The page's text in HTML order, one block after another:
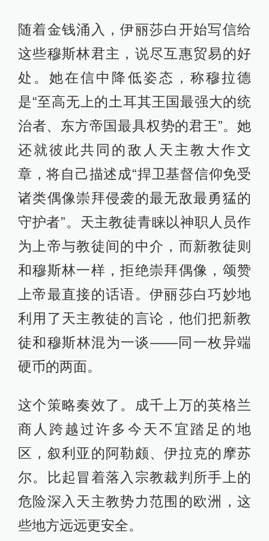
随着金钱涌入，伊丽莎白开始写信给
这些穆斯林君主，说尽互惠贸易的好
处。她在信中降低姿态，称穆拉德
是“至高无上的土耳其王国最强大的统
治者、东方帝国最具权势的君王”。她
还就彼此共同的敌人天主教大作文
章，将自己描述成“捍卫基督信仰免受
诸类偶像崇拜侵袭的最无敌最勇猛的
守护者”。天主教徒青睐以神职人员作
为上帝与教徒间的中介，而新教徒则
和穆斯林一样，拒绝崇拜偶像，颂赞
上帝最直接的话语。伊丽莎白巧妙地
利用了天主教徒的言论，他们把新教
徒和穆斯林混为一谈——同一枚异端
硬币的两面。
这个策略奏效了。成千上万的英格兰
商人跨越过许多今天不宜踏足的地
区，叙利亚的阿勒颇、伊拉克的摩苏
尔。比起冒着落入宗教裁判所手上的
危险深入天主教势力范围的欧洲，这
些地方远远更安全。